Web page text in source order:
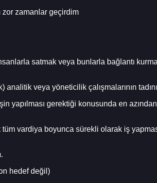
zor zamanlar geçirdim
satmak veya bunlarla bağlantı
veya yöneticilik çalışmalarının tadını
yapılması gerektiği konusunda en
vardiya boyunca sürekli olarak iş
hedef değil)